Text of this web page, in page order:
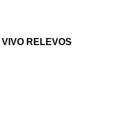
RELEVOS